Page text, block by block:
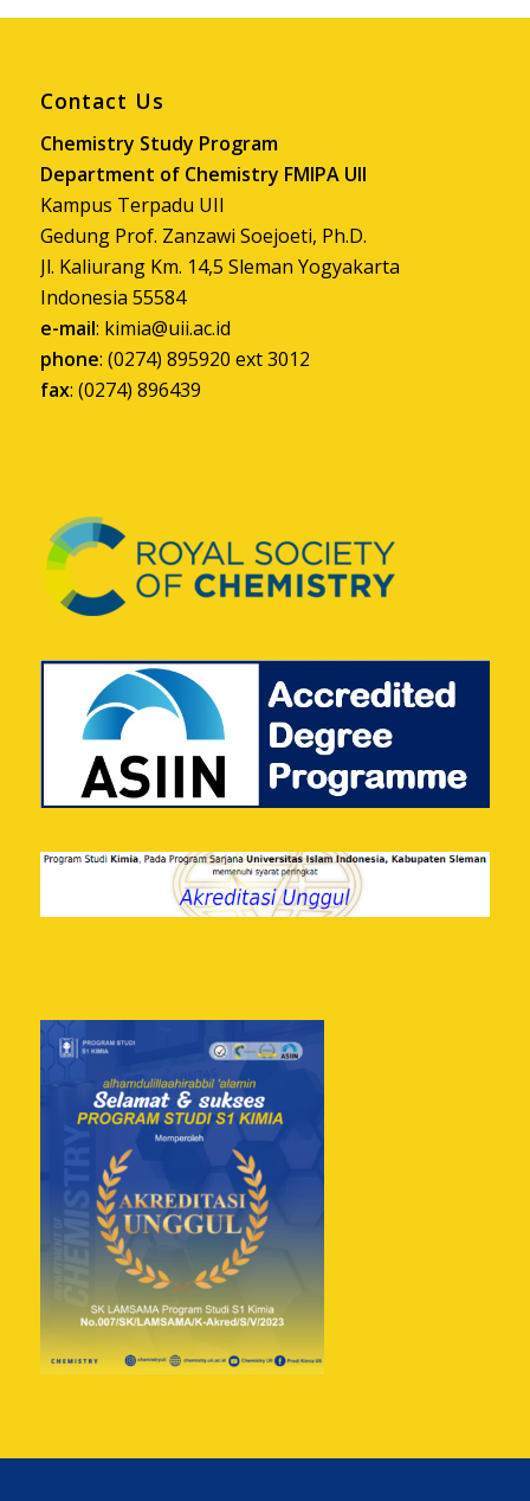
Contact Us
Chemistry Study Program
Department of Chemistry FMIPA UII
Kampus Terpadu UII
Gedung Prof. Zanzawi Soejoeti, Ph.D.
Jl. Kaliurang Km. 14,5 Sleman Yogyakarta
Indonesia 55584
e-mail: kimia@uii.ac.id
phone: (0274) 895920 ext 3012
fax: (0274) 896439